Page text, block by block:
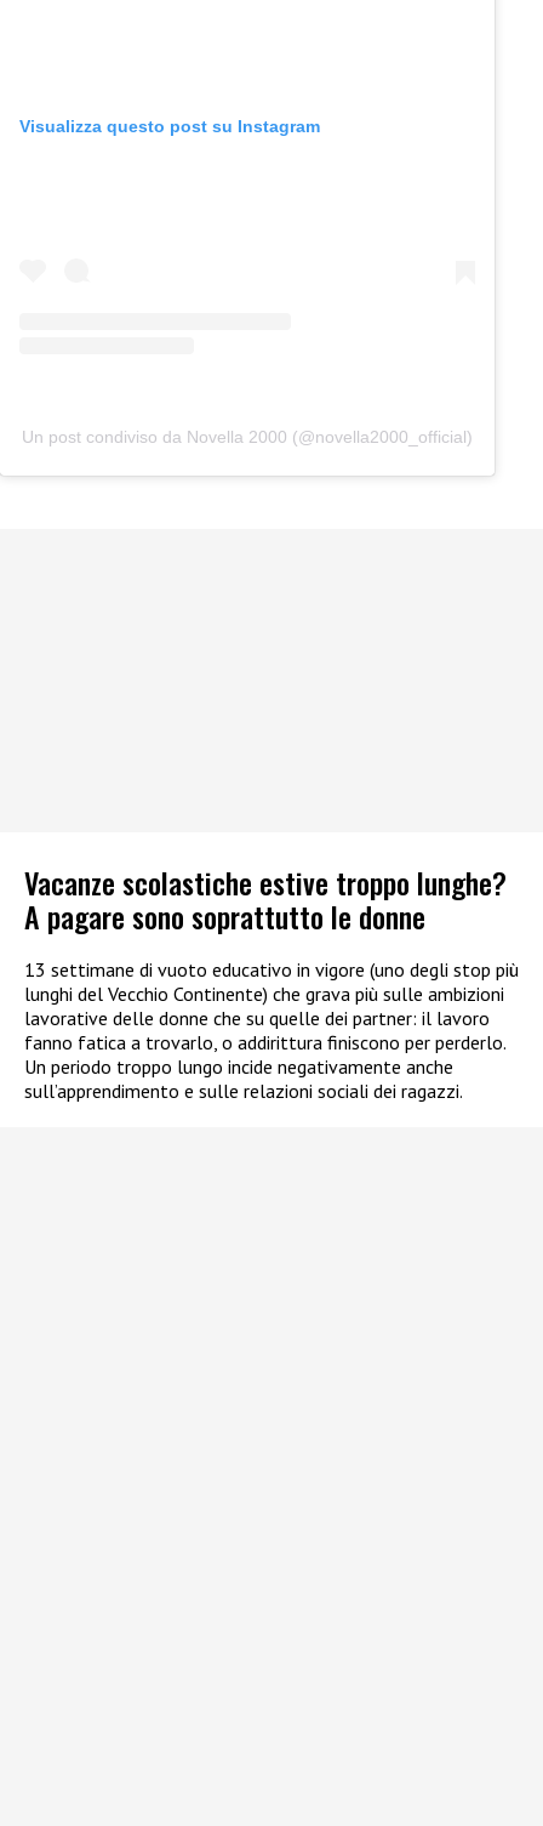
Visualizza questo post su Instagram
Un post condiviso da Novella 2000 (@novella2000_official)
Vacanze scolastiche estive troppo lunghe?
A pagare sono soprattutto le donne
13 settimane di vuoto educativo in vigore (uno degli stop più
lunghi del Vecchio Continente) che grava più sulle ambizioni
lavorative delle donne che su quelle dei partner: il lavoro
fanno fatica a trovarlo, o addirittura finiscono per perderlo.
Un periodo troppo lungo incide negativamente anche
sull’apprendimento e sulle relazioni sociali dei ragazzi.